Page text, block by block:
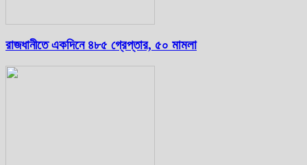
রাজধানীতে একদিনে ৪৮৫ গ্রেপ্তার, ৫০ মামলা